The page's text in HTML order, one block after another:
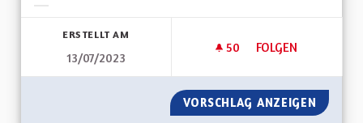
ERSTELLT AM
13/07/2023
50 50 FOLLOWER
FOLGEN
IMPLIQUER LES
VORSCHLAG ANZEIGEN